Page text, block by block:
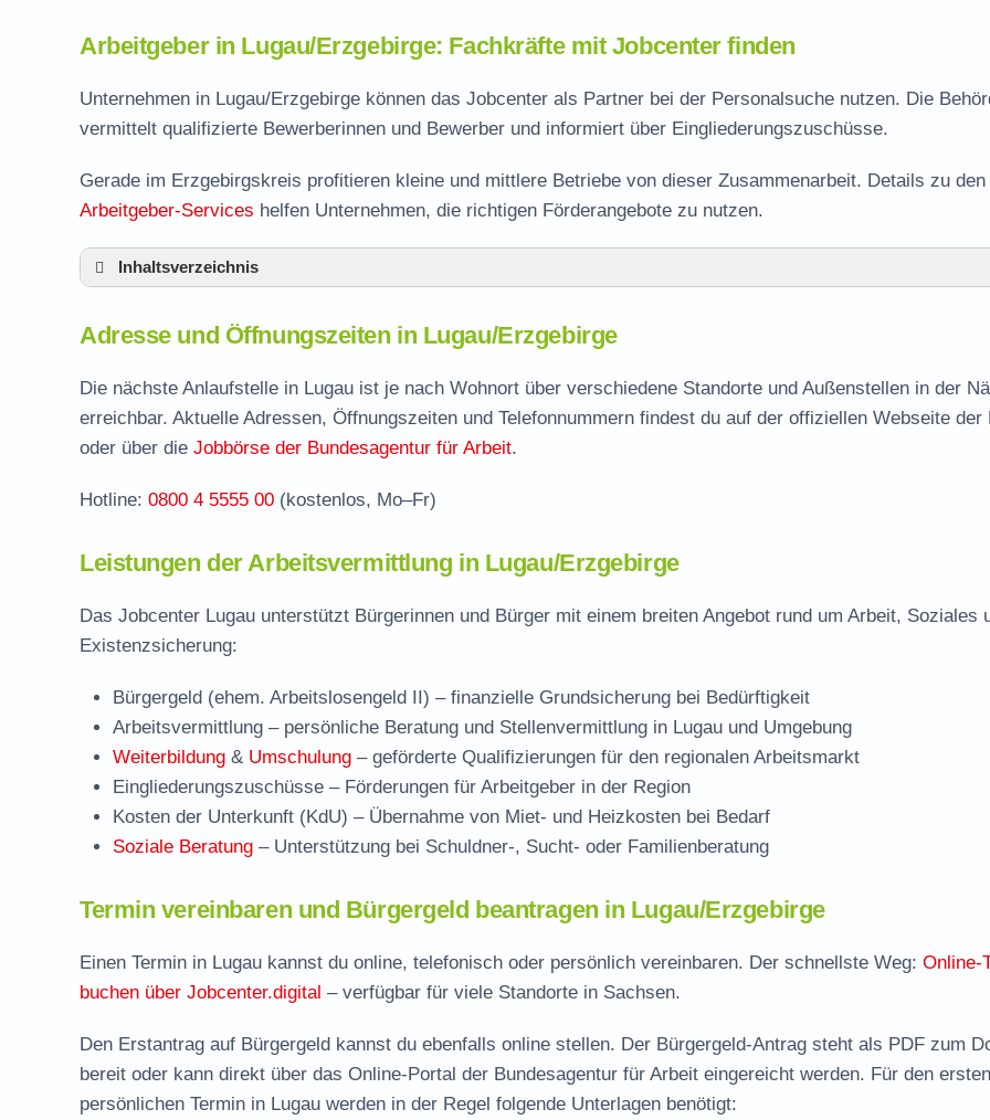
Arbeitgeber in Lugau/Erzgebirge: Fachkräfte mit Jobcenter finden
Unternehmen in Lugau/Erzgebirge können das Jobcenter als Partner bei der Personalsuche nutzen. Die
vermittelt qualifizierte Bewerberinnen und Bewerber und informiert über Eingliederungszuschüsse.
Gerade im Erzgebirgskreis profitieren kleine und mittlere Betriebe von dieser Zusammenarbeit. Details zu den
Arbeitgeber-Services helfen Unternehmen, die richtigen Förderangebote zu nutzen.
Inhaltsverzeichnis
Leistungen der Arbeitsvermittlung in Lugau
Termin vereinbaren und Bürgergeld beantragen
Jobcenter Erzgebirgskreis – zuständige Stelle
Stellenangebote und Jobbörse in Lugau
Häufige Fragen rund ums Jobcenter
Adresse und Öffnungszeiten in Lugau/Erzgebirge
Die nächste Anlaufstelle in Lugau ist je nach Wohnort über verschiedene Standorte und Außenstellen in der
erreichbar. Aktuelle Adressen, Öffnungszeiten und Telefonnummern findest du auf der offiziellen Webseite der
oder über die Jobbörse der Bundesagentur für Arbeit.
Hotline: 0800 4 5555 00 (kostenlos, Mo–Fr)
Leistungen der Arbeitsvermittlung in Lugau/Erzgebirge
Das Jobcenter Lugau unterstützt Bürgerinnen und Bürger mit einem breiten Angebot rund um Arbeit, Soziales
Existenzsicherung:
Bürgergeld (ehem. Arbeitslosengeld II) – finanzielle Grundsicherung bei Bedürftigkeit
Arbeitsvermittlung – persönliche Beratung und Stellenvermittlung in Lugau und Umgebung
Weiterbildung & Umschulung – geförderte Qualifizierungen für den regionalen Arbeitsmarkt
Eingliederungszuschüsse – Förderungen für Arbeitgeber in der Region
Kosten der Unterkunft (KdU) – Übernahme von Miet- und Heizkosten bei Bedarf
Soziale Beratung – Unterstützung bei Schuldner-, Sucht- oder Familienberatung
Termin vereinbaren und Bürgergeld beantragen in Lugau/Erzgebirge
Einen Termin in Lugau kannst du online, telefonisch oder persönlich vereinbaren. Der schnellste Weg: Online-
buchen über Jobcenter.digital – verfügbar für viele Standorte in Sachsen.
Den Erstantrag auf Bürgergeld kannst du ebenfalls online stellen. Der Bürgergeld-Antrag steht als PDF zum
bereit oder kann direkt über das Online-Portal der Bundesagentur für Arbeit eingereicht werden. Für den ersten
persönlichen Termin in Lugau werden in der Regel folgende Unterlagen benötigt: